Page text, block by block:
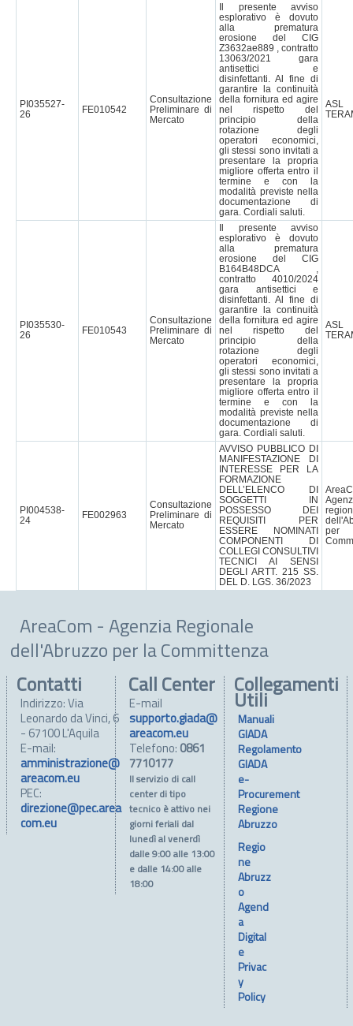
PI035527-
26
FE010542
Consultazione
Preliminare di
Mercato
Il presente avviso
esplorativo è dovuto
alla prematura
erosione del CIG
Z3632ae889 , contratto
13063/2021 gara
antisettici e
disinfettanti. Al fine di
garantire la continuità
della fornitura ed agire
nel rispetto del
principio della
rotazione degli
operatori economici,
gli stessi sono invitati a
presentare la propria
migliore offerta entro il
termine e con la
modalità previste nella
documentazione di
gara. Cordiali saluti.
PI035530-
26
FE010543
Consultazione
Preliminare di
Mercato
Il presente avviso
esplorativo è dovuto
alla prematura
erosione del CIG
B164B48DCA ,
contratto 4010/2024
gara antisettici e
disinfettanti. Al fine di
garantire la continuità
della fornitura ed agire
nel rispetto del
principio della
rotazione degli
operatori economici,
gli stessi sono invitati a
presentare la propria
migliore offerta entro il
termine e con la
modalità previste nella
documentazione di
gara. Cordiali saluti.
PI004538-
24
FE002963
Consultazione
Preliminare di
Mercato
AVVISO PUBBLICO DI
MANIFESTAZIONE DI
INTERESSE PER LA
FORMAZIONE
DELL’ELENCO DI
SOGGETTI IN
POSSESSO DEI
REQUISITI PER
ESSERE NOMINATI
COMPONENTI DI
COLLEGI CONSULTIVI
TECNICI AI SENSI
DEGLI ARTT. 215 SS.
DEL D. LGS. 36/2023
AreaCom - Agenzia Regionale
dell'Abruzzo per la Committenza
Contatti
Indirizzo: Via
Leonardo da Vinci, 6
- 67100 L'Aquila
E-mail:
amministrazione@
areacom.eu
PEC:
direzione@pec.area
com.eu
Collegamenti
Utili
Manuali
GIADA
Regolamento
GIADA
e-
Procurement
Regione
Abruzzo
Regio
ne
Abruzz
o
Agend
a
Digital
e
Privac
y
Policy
Call Center
E-mail
supporto.giada@
areacom.eu
Telefono: 0861
7710177
Il servizio di call
center di tipo
tecnico è attivo nei
giorni feriali dal
lunedì al venerdì
dalle 9:00 alle 13:00
e dalle 14:00 alle
18:00